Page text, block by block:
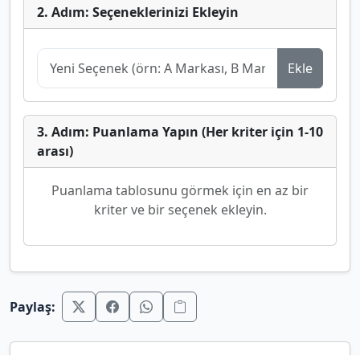
2. Adım: Seçeneklerinizi Ekleyin
Ekle
3. Adım: Puanlama Yapın (Her kriter için 1-10
arası)
Puanlama tablosunu görmek için en az bir
kriter ve bir seçenek ekleyin.
Paylaş: